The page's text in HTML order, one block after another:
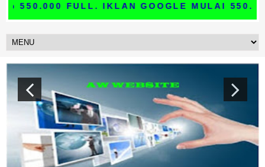
FULL. IKLAN GOOGLE MULAI 550.000
Previo